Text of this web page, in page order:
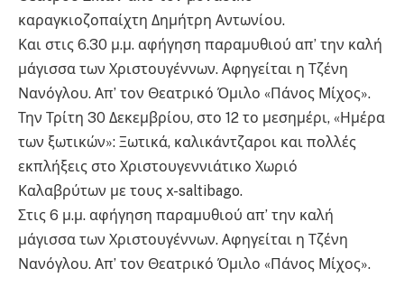
καραγκιοζοπαίχτη Δημήτρη Αντωνίου.
Και στις 6.30 μ.μ. αφήγηση παραμυθιού απ’ την καλή
μάγισσα των Χριστουγέννων. Αφηγείται η Τζένη
Νανόγλου. Απ’ τον Θεατρικό Όμιλο «Πάνος Μίχος».
Την Τρίτη 30 Δεκεμβρίου, στο 12 το μεσημέρι, «Ημέρα
των ξωτικών»: Ξωτικά, καλικάντζαροι και πολλές
εκπλήξεις στο Χριστουγεννιάτικο Χωριό
Καλαβρύτων με τους x-saltibago.
Στις 6 μ.μ. αφήγηση παραμυθιού απ’ την καλή
μάγισσα των Χριστουγέννων. Αφηγείται η Τζένη
Νανόγλου. Απ’ τον Θεατρικό Όμιλο «Πάνος Μίχος».